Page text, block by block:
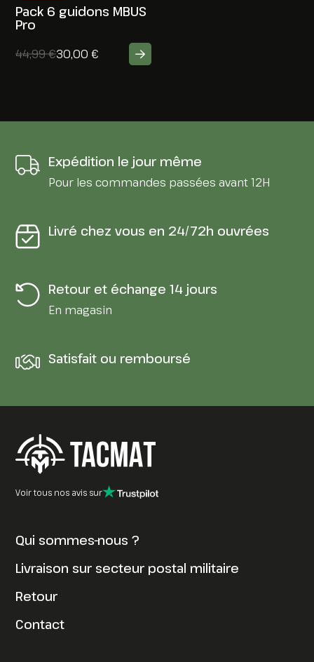
Pack 6 guidons MBUS
Pro
44,99€30,00€
Expédition le jour même
Pour les commandes passées avant 12H
Livré chez vous en 24/72h ouvrées
Retour et échange 14 jours
En magasin
Satisfait ou remboursé
Voir tous nos avis sur
Qui sommes-nous ?
Livraison sur secteur postal militaire
Retour
Contact